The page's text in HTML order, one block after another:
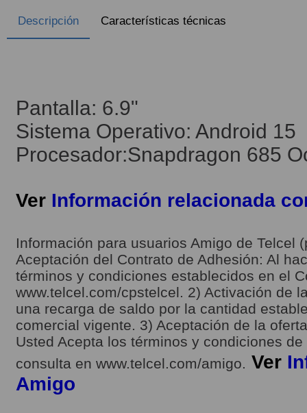
Descripción Características técnicas
Pantalla: 6.9"
Sistema Operativo: Android 15
Procesador:Snapdragon 685
Ver Información relacionada
Información para usuarios Amigo de Telcel
Aceptación del Contrato de Adhesión: Al
términos y condiciones establecidos en el
www.telcel.com/cpstelcel. 2) Activación de
una recarga de saldo por la cantidad
comercial vigente. 3) Aceptación de la
Usted Acepta los términos y condiciones
consulta en www.telcel.com/amigo. Ver
Amigo